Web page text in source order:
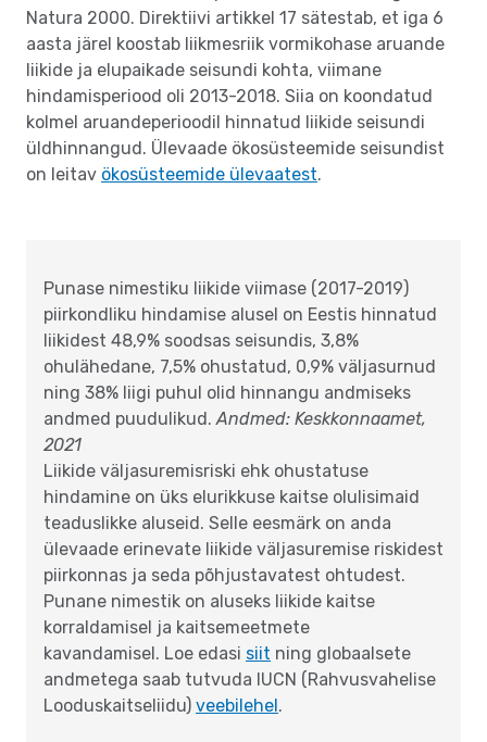
Natura 2000. Direktiivi artikkel 17 sätestab, et iga 6
aasta järel koostab liikmesriik vormikohase aruande
liikide ja elupaikade seisundi kohta, viimane
hindamisperiood oli 2013-2018. Siia on koondatud
kolmel aruandeperioodil hinnatud liikide seisundi
üldhinnangud. Ülevaade ökosüsteemide seisundist
on leitav ökosüsteemide ülevaatest.
Punase nimestiku liikide viimase (2017-2019)
piirkondliku hindamise alusel on Eestis hinnatud
liikidest 48,9% soodsas seisundis, 3,8%
ohulähedane, 7,5% ohustatud, 0,9% väljasurnud
ning 38% liigi puhul olid hinnangu andmiseks
andmed puudulikud. Andmed: Keskkonnaamet,
2021
Liikide väljasuremisriski ehk ohustatuse
hindamine on üks elurikkuse kaitse olulisimaid
teaduslikke aluseid. Selle eesmärk on anda
ülevaade erinevate liikide väljasuremise riskidest
piirkonnas ja seda põhjustavatest ohtudest.
Punane nimestik on aluseks liikide kaitse
korraldamisel ja kaitsemeetmete
kavandamisel. Loe edasi siit ning globaalsete
andmetega saab tutvuda IUCN (Rahvusvahelise
Looduskaitseliidu) veebilehel .